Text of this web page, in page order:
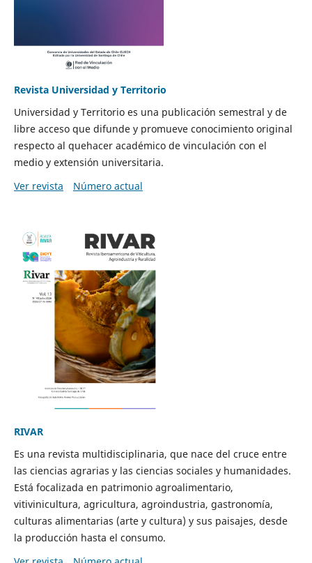
Revista Universidad y Territorio
Universidad y Territorio es una publicación semestral y de
libre acceso que difunde y promueve conocimiento original
respecto al quehacer académico de vinculación con el
medio y extensión universitaria.
Ver revista
Número actual
RIVAR
Es una revista multidisciplinaria, que nace del cruce entre
las ciencias agrarias y las ciencias sociales y humanidades.
Está focalizada en patrimonio agroalimentario,
vitivinicultura, agricultura, agroindustria, gastronomía,
culturas alimentarias (arte y cultura) y sus paisajes, desde
la producción hasta el consumo.